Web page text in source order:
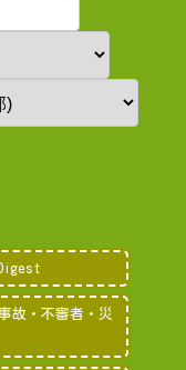
故・不審者・災